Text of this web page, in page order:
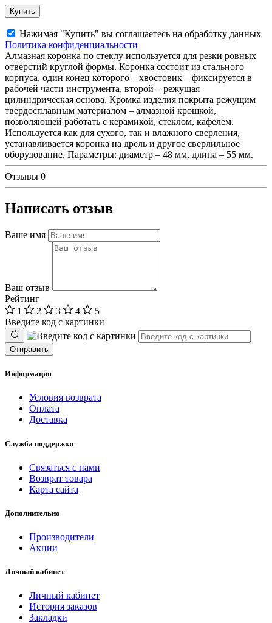
Купить
Нажимая "Купить" вы соглашаетесь на обработку данных
Политика конфиденциальности
Алмазная коронка по стеклу используется для резки ровных
отверстий круглой формы. Коронка состоит из стального
корпуса, один конец которого – хвостовик – фиксируется в
рабочей части инструмента, второй – режущая
цилиндрическая основа. Кромка изделия покрыта режущим
твердосплавным материалом – алмазной крошкой,
позволяющей работать с керамикой, стеклом, кафелем.
Используется как для сухого, так и влажного сверления,
устанавливается коронка на дрель и другое сверлильное
оборудование. Параметры: диаметр – 48 мм, длина – 55 мм.
Отзывы 0
Написать отзыв
Ваше имя
Ваш отзыв
Рейтинг
1
2 3 4
5
Введите код с картинки
Отправить
Информация
Условия возврата
Оплата
Доставка
Служба поддержки
Связаться с нами
Возврат товара
Карта сайта
Дополнительно
Производители
Акции
Личный кабинет
Личный кабинет
История заказов
Закладки